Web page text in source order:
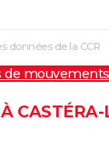
données de la CCR
de
CASTÉRA-